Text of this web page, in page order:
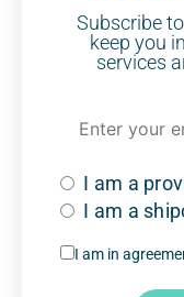
Subscribe
keep you
services
I am a
I am a
I am in